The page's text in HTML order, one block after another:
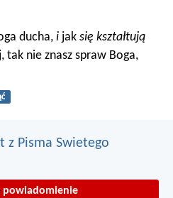
ducha, i jak się kształtują
tak nie znasz spraw Boga,
z Pisma Swietego
powiadomienie